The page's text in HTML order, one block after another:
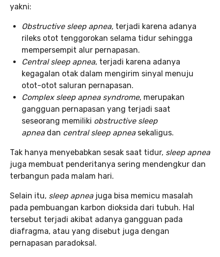
yakni:
Obstructive sleep apnea, terjadi karena adanya
rileks otot tenggorokan selama tidur sehingga
mempersempit alur pernapasan.
Central sleep apnea, terjadi karena adanya
kegagalan otak dalam mengirim sinyal menuju
otot-otot saluran pernapasan.
Complex sleep apnea syndrome, merupakan
gangguan pernapasan yang terjadi saat
seseorang memiliki obstructive sleep
apneadan central sleep apneasekaligus.
Tak hanya menyebabkan sesak saat tidur, sleep apnea
juga membuat penderitanya sering mendengkur dan
terbangun pada malam hari.
Selain itu, sleep apnea juga bisa memicu masalah
pada pembuangan karbon dioksida dari tubuh. Hal
tersebut terjadi akibat adanya gangguan pada
diafragma, atau yang disebut juga dengan
pernapasan paradoksal.